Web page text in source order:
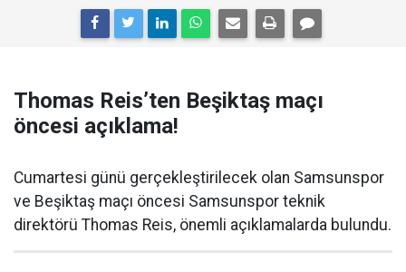
Thomas Reis’ten Beşiktaş maçı
öncesi açıklama!
Cumartesi günü gerçekleştirilecek olan Samsunspor
ve Beşiktaş maçı öncesi Samsunspor teknik
direktörü Thomas Reis, önemli açıklamalarda bulundu.